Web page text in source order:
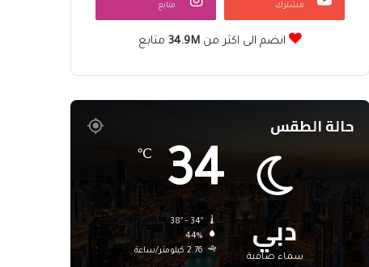
مشترك متابع
انضم الى اكثر من34.9M متابع
حالة الطقس
دبي
سماء صافية
34
℃
44%
2.76 كيلومتر/ساعة